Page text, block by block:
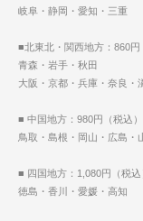
岐阜・静岡・愛知・三重
■北東北・関西地方：860円
青森・岩手・秋田
大阪・京都・兵庫・奈良・
■ 中国地方：980円（税込）
鳥取・島根・岡山・広島・
■ 四国地方：1,080円（税込
徳島・香川・愛媛・高知